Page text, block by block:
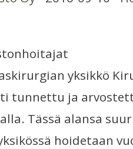
yksikkö
tunnettu ja
Tässä alansa
hoidetaan